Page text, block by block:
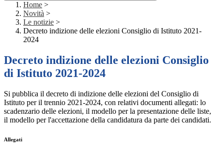
Home >
Novità >
Le notizie >
Decreto indizione delle elezioni Consiglio di Istituto 2021-
2024
Decreto indizione delle elezioni Consiglio
di Istituto 2021-2024
Si pubblica il decreto di indizione delle elezioni del Consiglio di
Istituto per il trennio 2021-2024, con relativi documenti allegati: lo
scadenzario delle elezioni, il modello per la presentazione delle liste,
il modello per l'accettazione della candidatura da parte dei candidati.
Allegati